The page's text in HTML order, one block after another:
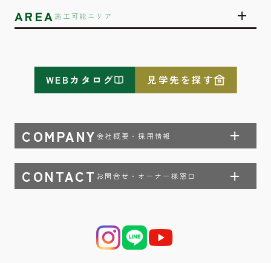
AREA施工可能エリア
COMPANY 会社概要・採用情報
CONTACT お問合せ・オーナー様窓口
WEBカタログ 見学先を探す